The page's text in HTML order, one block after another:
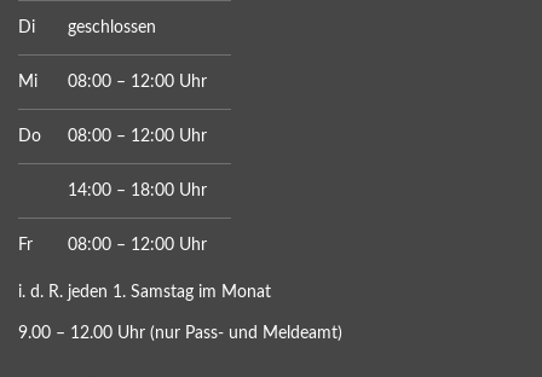
Di geschlossen
Mi 08:00 – 12:00 Uhr
Do 08:00 – 12:00 Uhr
14:00 – 18:00 Uhr
Fr 08:00 – 12:00 Uhr
i. d. R. jeden 1. Samstag im Monat
9.00 – 12.00 Uhr (nur Pass- und Meldeamt)